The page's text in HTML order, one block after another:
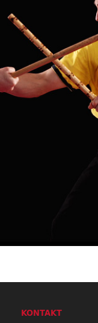
KONTAKT